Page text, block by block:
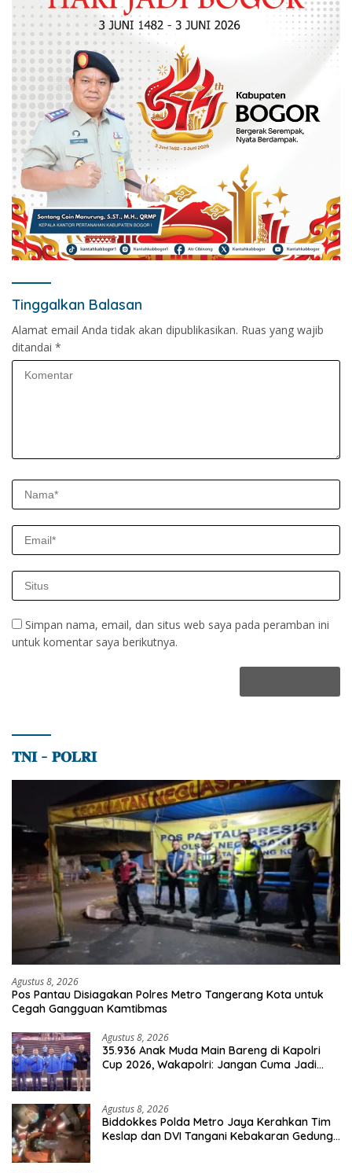
Tinggalkan Balasan
Alamat email Anda tidak akan dipublikasikan. Ruas yang wajib
ditandai *
Simpan nama, email, dan situs web saya pada peramban ini
untuk komentar saya berikutnya.
𝐓𝐍𝐈 – 𝐏𝐎𝐋𝐑𝐈
Agustus 8, 2026
Pos Pantau Disiagakan Polres Metro Tangerang Kota untuk
Cegah Gangguan Kamtibmas
Agustus 8, 2026
35.936 Anak Muda Main Bareng di Kapolri
Cup 2026, Wakapolri: Jangan Cuma Jadi
Agustus 8, 2026
Biddokkes Polda Metro Jaya Kerahkan Tim
Keslap dan DVI Tangani Kebakaran Gedung